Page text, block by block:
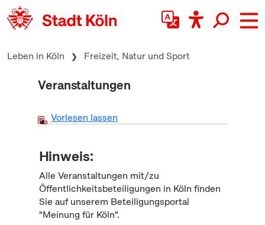
zum Inhalt springen
Leben in Köln Freizeit, Natur und Sport
Veranstaltungen
Vorlesen lassen
Hinweis:
Alle Veranstaltungen mit/zu
Öffentlichkeitsbeteiligungen in Köln finden
Sie auf unserem Beteiligungsportal
"Meinung für Köln".